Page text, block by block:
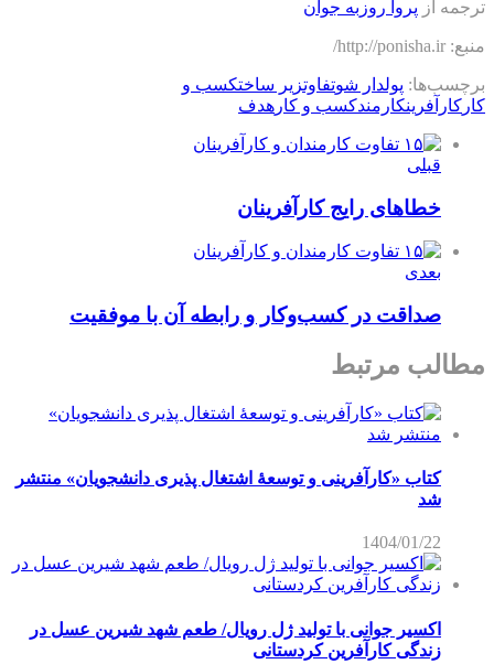
ترجمه از پروا روزبه جوان
منبع: http://ponisha.ir/
برچسب‌ها: پولدار شوتفاوتزیر ساختكسب و
كار کارآفرینکارمندکسب و کار هدف
قبلی
خطاهای رایج کارآفرینان
بعدی
صداقت در کسب‌وکار و رابطه آن با موفقیت
مطالب مرتبط
کتاب «کارآفرینی و توسعۀ اشتغال پذیری دانشجویان» منتشر
شد
1404/01/22
اکسیر جوانی با تولید ژل رویال/ طعم شهد شیرین عسل‌ در
زندگی کارآفرین کردستانی